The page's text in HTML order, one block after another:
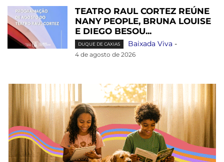
TEATRO RAUL CORTEZ REÚNE
NANY PEOPLE, BRUNA LOUISE
E DIEGO BESOU...
DUQUE DE CAXIAS Baixada Viva -
4 de agosto de 2026